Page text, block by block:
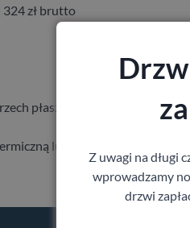
324 zł brutto
płaszczyznach
lub drewniany
Z uwagi na długi
wprowadzamy
drzwi